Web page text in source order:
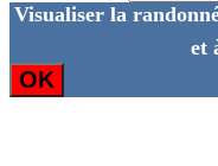
Visualiser la
et
OK